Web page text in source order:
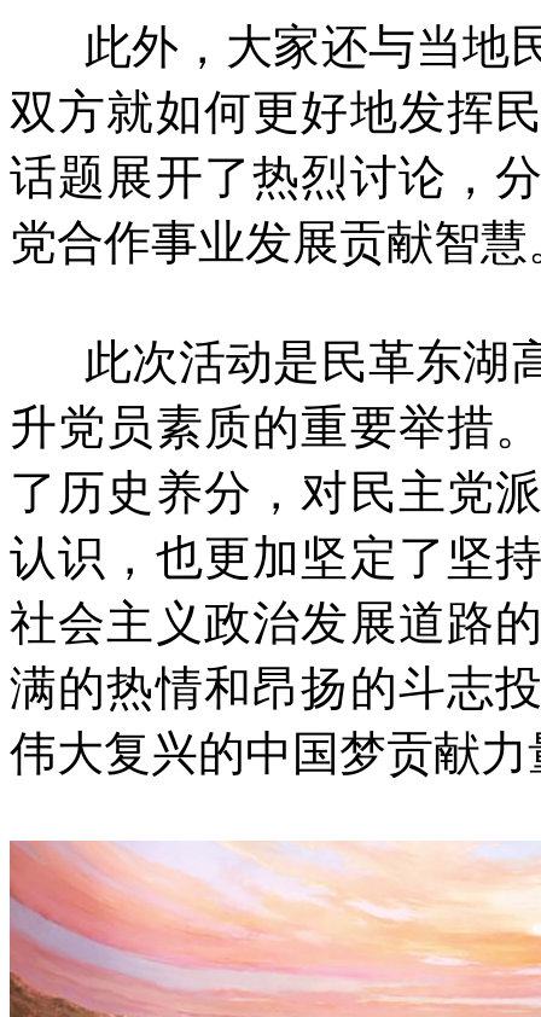
此外，大家还与当地
双方就如何更好地发挥
话题展开了热烈讨论，
党合作事业发展贡献智慧
此次活动是民革东湖
升党员素质的重要举措
了历史养分，对民主党
认识，也更加坚定了坚
社会主义政治发展道路
满的热情和昂扬的斗志
伟大复兴的中国梦贡献